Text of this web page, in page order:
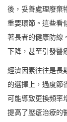
後，妥善處理廢棄
重要環節。這些看
著長者的健康防線
下降，甚至引發醫
經濟因素往往是長
的選擇上，過度節
可能導致更換頻率
提高了壓瘡治療的